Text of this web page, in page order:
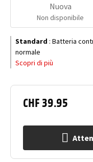
CHF 39.95
Nuova
Non disponibile
Standard : Batteria
normale
Scopri di più